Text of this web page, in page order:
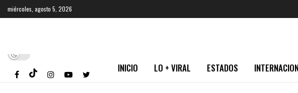
miércoles, agosto 5, 2026
INICIO LO + VIRAL ESTADOS